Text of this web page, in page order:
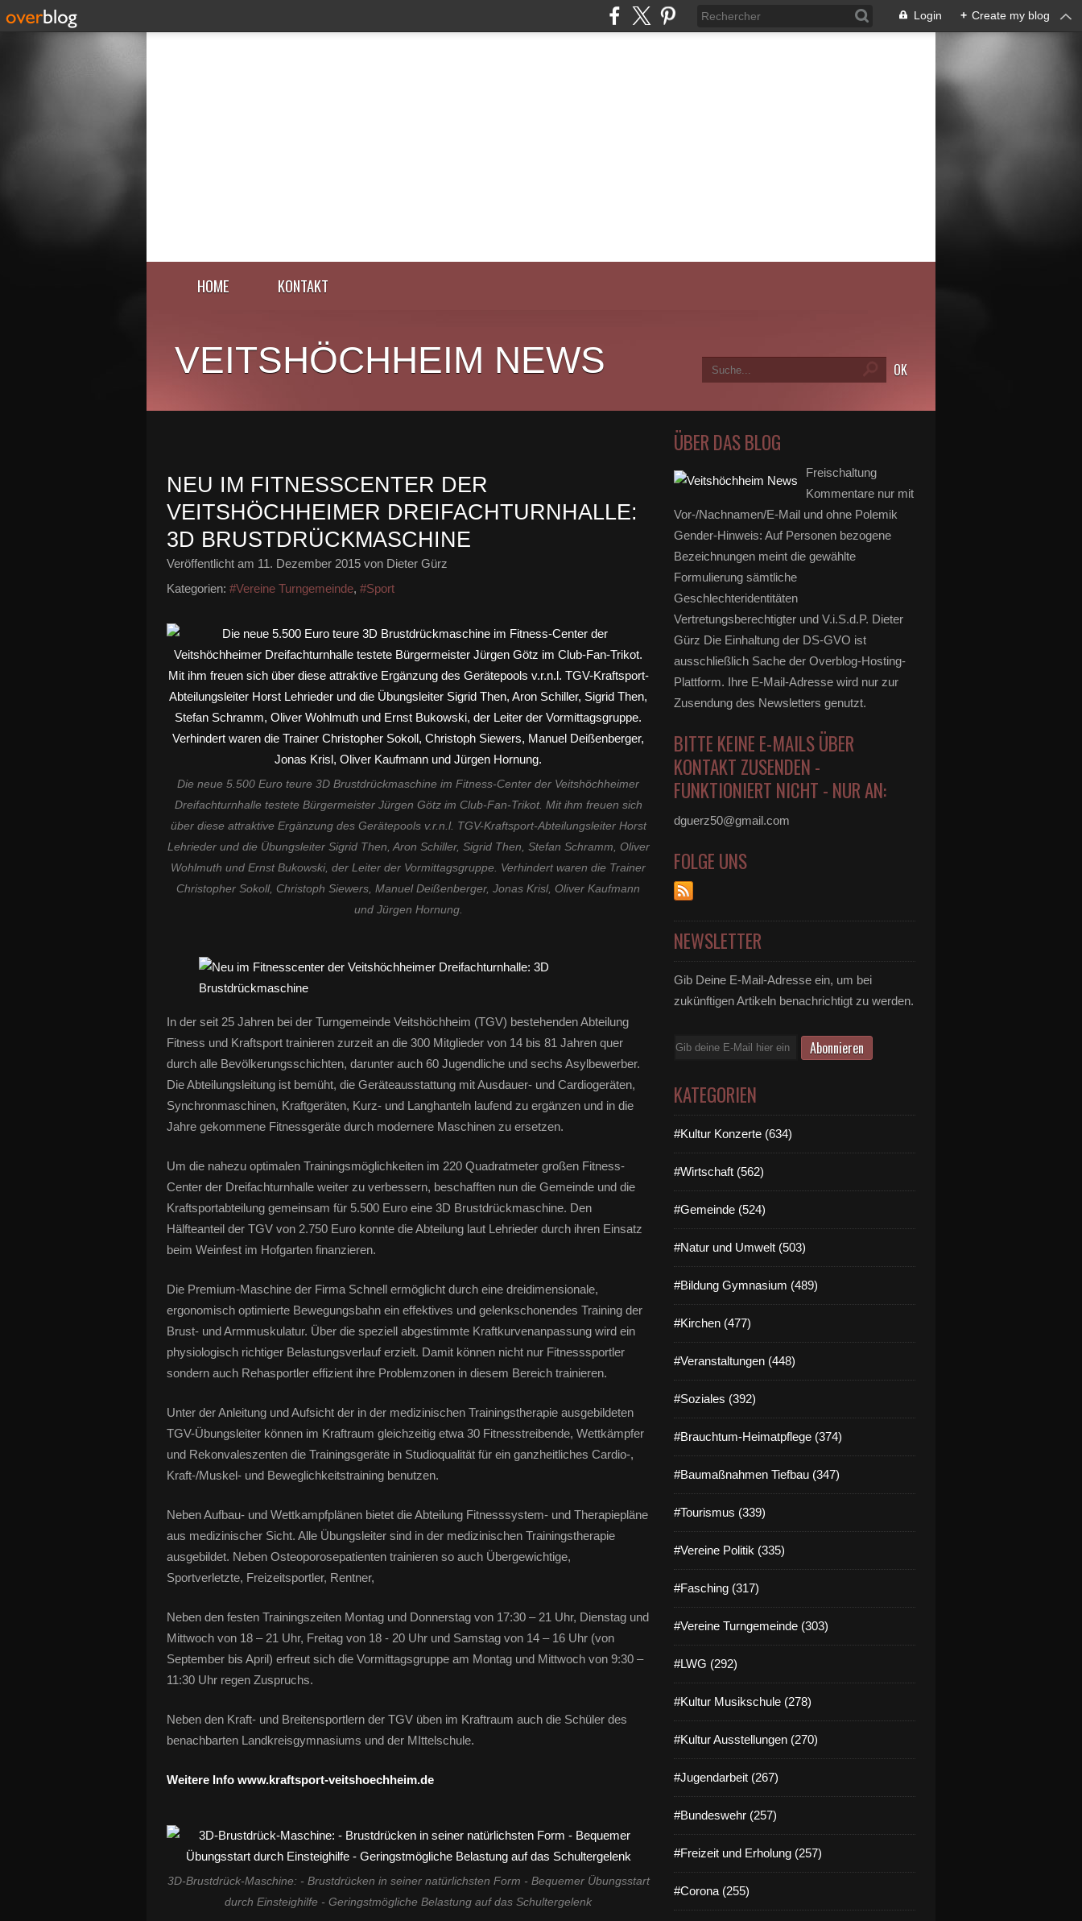
Login + Create my blog
HOME KONTAKT
VEITSHÖCHHEIM NEWS
NEU IM FITNESSCENTER DER
VEITSHÖCHHEIMER DREIFACHTURNHALLE:
3D BRUSTDRÜCKMASCHINE
Veröffentlicht am 11. Dezember 2015 von Dieter Gürz
Kategorien: #Vereine Turngemeinde, #Sport
Die neue 5.500 Euro teure 3D Brustdrückmaschine im Fitness-Center der Veitshöchheimer
Dreifachturnhalle testete Bürgermeister Jürgen Götz im Club-Fan-Trikot. Mit ihm freuen sich
über diese attraktive Ergänzung des Gerätepools v.r.n.l. TGV-Kraftsport-Abteilungsleiter Horst
Lehrieder und die Übungsleiter Sigrid Then, Aron Schiller, Sigrid Then, Stefan Schramm, Oliver
Wohlmuth und Ernst Bukowski, der Leiter der Vormittagsgruppe. Verhindert waren die Trainer
Christopher Sokoll, Christoph Siewers, Manuel Deißenberger, Jonas Krisl, Oliver Kaufmann
und Jürgen Hornung.
In der seit 25 Jahren bei der Turngemeinde Veitshöchheim (TGV) bestehenden Abteilung
Fitness und Kraftsport trainieren zurzeit an die 300 Mitglieder von 14 bis 81 Jahren quer
durch alle Bevölkerungsschichten, darunter auch 60 Jugendliche und sechs Asylbewerber.
Die Abteilungsleitung ist bemüht, die Geräteausstattung mit Ausdauer- und Cardiogeräten,
Synchronmaschinen, Kraftgeräten, Kurz- und Langhanteln laufend zu ergänzen und in die
Jahre gekommene Fitnessgeräte durch modernere Maschinen zu ersetzen.
Um die nahezu optimalen Trainingsmöglichkeiten im 220 Quadratmeter großen Fitness-
Center der Dreifachturnhalle weiter zu verbessern, beschafften nun die Gemeinde und die
Kraftsportabteilung gemeinsam für 5.500 Euro eine 3D Brustdrückmaschine. Den
Hälfteanteil der TGV von 2.750 Euro konnte die Abteilung laut Lehrieder durch ihren Einsatz
beim Weinfest im Hofgarten finanzieren.
Die Premium-Maschine der Firma Schnell ermöglicht durch eine dreidimensionale,
ergonomisch optimierte Bewegungsbahn ein effektives und gelenkschonendes Training der
Brust- und Armmuskulatur. Über die speziell abgestimmte Kraftkurvenanpassung wird ein
physiologisch richtiger Belastungsverlauf erzielt. Damit können nicht nur Fitnesssportler
sondern auch Rehasportler effizient ihre Problemzonen in diesem Bereich trainieren.
Unter der Anleitung und Aufsicht der in der medizinischen Trainingstherapie ausgebildeten
TGV-Übungsleiter können im Kraftraum gleichzeitig etwa 30 Fitnesstreibende, Wettkämpfer
und Rekonvaleszenten die Trainingsgeräte in Studioqualität für ein ganzheitliches Cardio-,
Kraft-/Muskel- und Beweglichkeitstraining benutzen.
Neben Aufbau- und Wettkampfplänen bietet die Abteilung Fitnesssystem- und Therapiepläne
aus medizinischer Sicht. Alle Übungsleiter sind in der medizinischen Trainingstherapie
ausgebildet. Neben Osteoporosepatienten trainieren so auch Übergewichtige,
Sportverletzte, Freizeitsportler, Rentner,
Neben den festen Trainingszeiten Montag und Donnerstag von 17:30 – 21 Uhr, Dienstag und
Mittwoch von 18 – 21 Uhr, Freitag von 18 - 20 Uhr und Samstag von 14 – 16 Uhr (von
September bis April) erfreut sich die Vormittagsgruppe am Montag und Mittwoch von 9:30 –
11:30 Uhr regen Zuspruchs.
Neben den Kraft- und Breitensportlern der TGV üben im Kraftraum auch die Schüler des
benachbarten Landkreisgymnasiums und der MIttelschule.
Weitere Info www.kraftsport-veitshoechheim.de
3D-Brustdrück-Maschine: - Brustdrücken in seiner natürlichsten Form - Bequemer Übungsstart
durch Einsteighilfe - Geringstmögliche Belastung auf das Schultergelenk
ÜBER DAS BLOG
Freischaltung
Kommentare nur mit
Vor-/Nachnamen/E-Mail und ohne Polemik
Gender-Hinweis: Auf Personen bezogene
Bezeichnungen meint die gewählte
Formulierung sämtliche
Geschlechteridentitäten
Vertretungsberechtigter und V.i.S.d.P. Dieter
Gürz Die Einhaltung der DS-GVO ist
ausschließlich Sache der Overblog-Hosting-
Plattform. Ihre E-Mail-Adresse wird nur zur
Zusendung des Newsletters genutzt.
BITTE KEINE E-MAILS ÜBER
KONTAKT ZUSENDEN -
FUNKTIONIERT NICHT - NUR AN:
dguerz50@gmail.com
FOLGE UNS
NEWSLETTER
Gib Deine E-Mail-Adresse ein, um bei
zukünftigen Artikeln benachrichtigt zu werden.
E-
KATEGORIEN
#Kultur Konzerte (634)
#Wirtschaft (562)
#Gemeinde (524)
#Natur und Umwelt (503)
#Bildung Gymnasium (489)
#Kirchen (477)
#Veranstaltungen (448)
#Soziales (392)
#Brauchtum-Heimatpflege (374)
#Baumaßnahmen Tiefbau (347)
#Tourismus (339)
#Vereine Politik (335)
#Fasching (317)
#Vereine Turngemeinde (303)
#LWG (292)
#Kultur Musikschule (278)
#Kultur Ausstellungen (270)
#Jugendarbeit (267)
#Bundeswehr (257)
#Freizeit und Erholung (257)
#Corona (255)